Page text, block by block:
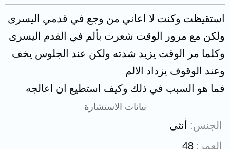
استقيظت وكنت لا اعاني من وجع في قدمي اليسرى
ولكن مع مرور الوقت شعرت بألم في القدم اليسرى
وكلما مر الوقت يزيد شدته ولكن عند الجلوس يخف
وعند الوقوف يزداد الالم
فما هو السبب في ذلك وكيف استطيع ان اعالجه
بيانات الاستشارة
الجنس
أنثى
العمر
48